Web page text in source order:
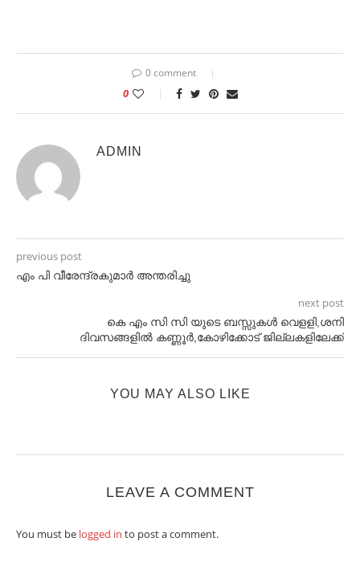
0 comment
0
ADMIN
previous post
എം പി വീരേന്ദ്രകുമാർ അന്തരിച്ചു
next post
കെ എം സി സി യുടെ ബസ്സുകൾ വെളളി,ശനി
ദിവസങ്ങളിൽ കണ്ണൂർ,കോഴിക്കോട് ജില്ലകളിലേക്ക്
YOU MAY ALSO LIKE
LEAVE A COMMENT
You must be logged in to post a comment.